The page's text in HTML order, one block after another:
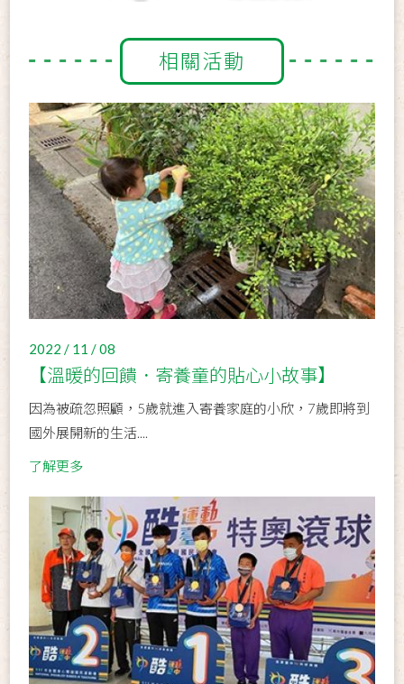
相關活動
2022 / 11 / 08
【溫暖的回饋．寄養童的貼心小故事】
因為被疏忽照顧，5歲就進入寄養家庭的小欣，7歲即將到
國外展開新的生活....
了解更多